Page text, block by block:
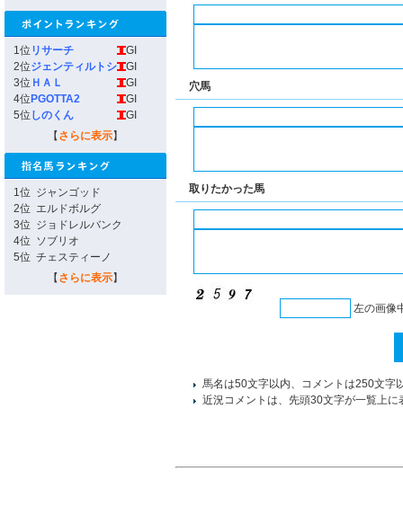
1位 リサーチ
GI
2位ジェンティルトシ
GI
3位 ＨＡＬ
GI
4位 PGOTTA2
GI
5位 しのくん
GI
【 さらに表示】
1位 ジャンゴッド
2位 エルドボルグ
3位 ジョドレルバンク
4位 ソブリオ
5位 チェスティーノ
【 さらに表示】
穴馬
取りたかった馬
左の画像
馬名は50文字以内、コメントは250文字
近況コメントは、先頭30文字が一覧上に